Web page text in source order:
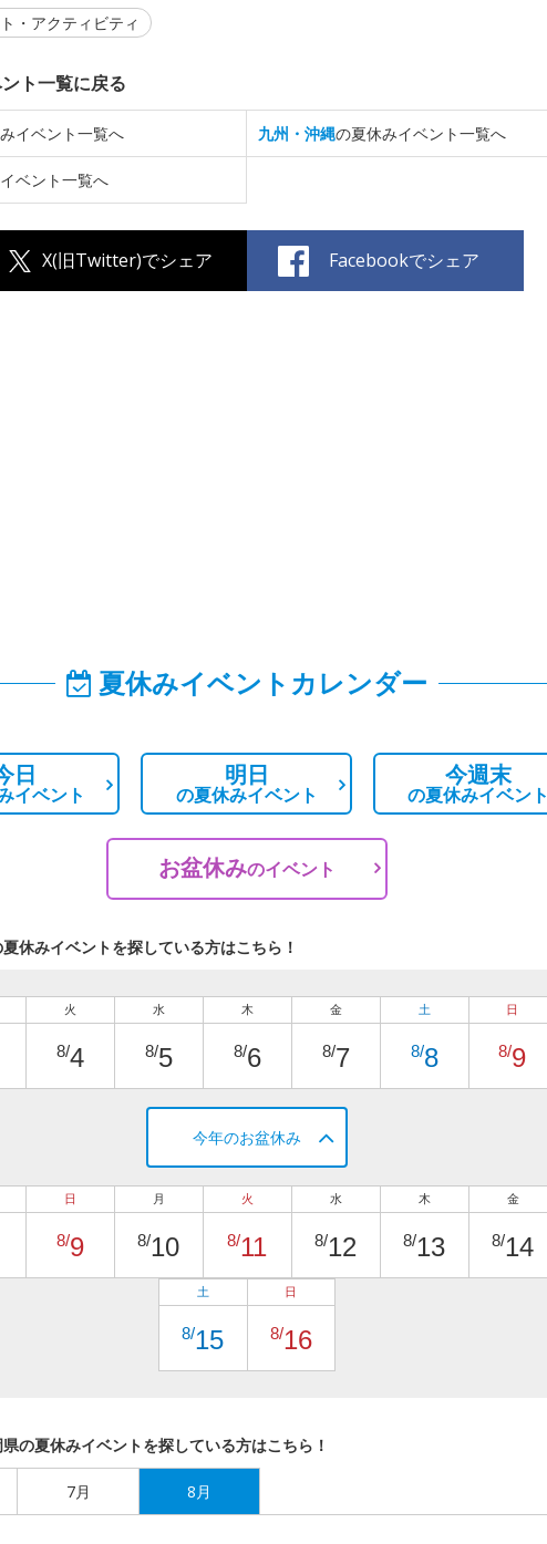
・アクティビティ
ト一覧に戻る
イベント一覧へ 九州・沖縄の夏休みイベント一覧へ
ベント一覧へ
X(旧Twitter)でシェア Facebookでシェア
夏休みイベントカレンダー
日
イベント
明日
の夏休みイベント
今週末
の夏休みイベント
お盆休みのイベント
休みイベントを探している方はこちら！
火
8/4
水
8/5
木
8/6
金
8/7
土
8/8
日
8/9
今年のお盆休み
日
8/9
月
8/10
火
8/11
水
8/12
木
8/13
金
8/14
土
8/15
日
8/16
の夏休みイベントを探している方はこちら！
7月 8月